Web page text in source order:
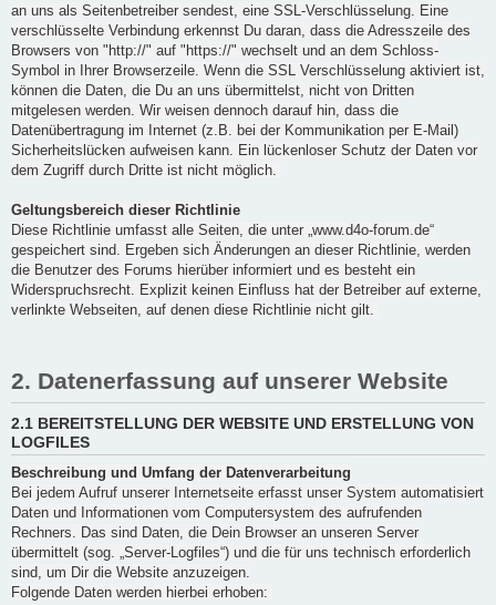
an uns als Seitenbetreiber sendest, eine SSL-Verschlüsselung. Eine
verschlüsselte Verbindung erkennst Du daran, dass die Adresszeile des
Browsers von "http://" auf "https://" wechselt und an dem Schloss-
Symbol in Ihrer Browserzeile. Wenn die SSL Verschlüsselung aktiviert ist,
können die Daten, die Du an uns übermittelst, nicht von Dritten
mitgelesen werden. Wir weisen dennoch darauf hin, dass die
Datenübertragung im Internet (z.B. bei der Kommunikation per E-Mail)
Sicherheitslücken aufweisen kann. Ein lückenloser Schutz der Daten vor
dem Zugriff durch Dritte ist nicht möglich.
Geltungsbereich dieser Richtlinie
Diese Richtlinie umfasst alle Seiten, die unter „www.d4o-forum.de“
gespeichert sind. Ergeben sich Änderungen an dieser Richtlinie, werden
die Benutzer des Forums hierüber informiert und es besteht ein
Widerspruchsrecht. Explizit keinen Einfluss hat der Betreiber auf externe,
verlinkte Webseiten, auf denen diese Richtlinie nicht gilt.
2. Datenerfassung auf unserer Website
2.1 BEREITSTELLUNG DER WEBSITE UND ERSTELLUNG VON
LOGFILES
Beschreibung und Umfang der Datenverarbeitung
Bei jedem Aufruf unserer Internetseite erfasst unser System automatisiert
Daten und Informationen vom Computersystem des aufrufenden
Rechners. Das sind Daten, die Dein Browser an unseren Server
übermittelt (sog. „Server-Logfiles“) und die für uns technisch erforderlich
sind, um Dir die Website anzuzeigen.
Folgende Daten werden hierbei erhoben: